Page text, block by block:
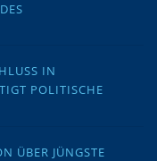
IN
POLITISCHE
ÜBER JÜNGSTE